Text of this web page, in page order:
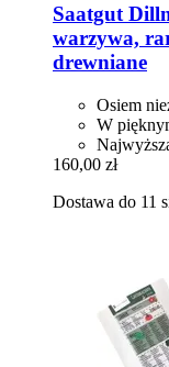
Saatgut
warzywa,
drewniane
Osiem
W
160,00 zł
Dostawa do 11